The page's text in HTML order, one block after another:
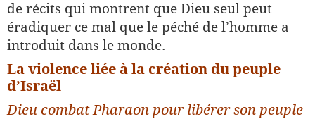
de récits qui montrent que Dieu seul peut
éradiquer ce mal que le péché de l’homme a
introduit dans le monde.
La violence liée à la création du peuple
d’Israël
Dieu combat Pharaon pour libérer son peuple